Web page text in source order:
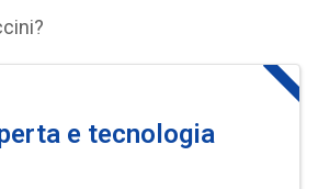
e tecnologia